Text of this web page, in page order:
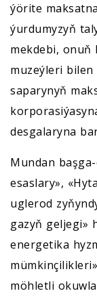
ýörite
ýurdumyzyň
mekdebi, onuň
muzeýleri
saparynyň
desgalaryna
Mundan
esaslary»,
uglerod
gazyň geljegi»
energetika
möhletli